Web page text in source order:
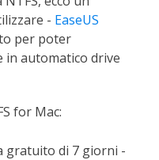
- EaseUS
per poter
in automatico drive
for Mac:
gratuito di 7 giorni -